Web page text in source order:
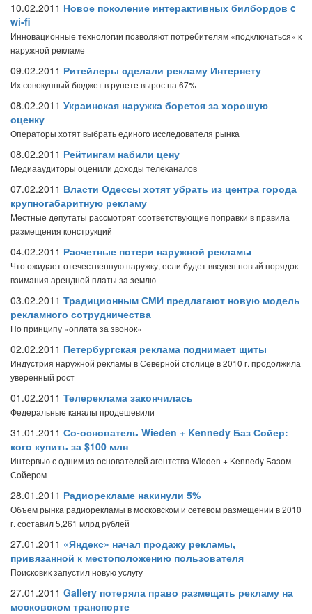
10.02.2011 Новое поколение интерактивных билбордов c
wi-fi
Инновационные технологии позволяют потребителям «подключаться» к
наружной рекламе
09.02.2011 Ритейлеры сделали рекламу Интернету
Их совокупный бюджет в рунете вырос на 67%
08.02.2011 Украинская наружка борется за хорошую
оценку
Операторы хотят выбрать единого исследователя рынка
08.02.2011 Рейтингам набили цену
Медиааудиторы оценили доходы телеканалов
07.02.2011 Власти Одессы хотят убрать из центра города
крупногабаритную рекламу
Местные депутаты рассмотрят соответствующие поправки в правила
размещения конструкций
04.02.2011 Расчетные потери наружной рекламы
Что ожидает отечественную наружку, если будет введен новый порядок
взимания арендной платы за землю
03.02.2011 Традиционным СМИ предлагают новую модель
рекламного сотрудничества
По принципу «оплата за звонок»
02.02.2011 Петербургская реклама поднимает щиты
Индустрия наружной рекламы в Северной столице в 2010 г. продолжила
уверенный рост
01.02.2011 Телереклама закончилась
Федеральные каналы продешевили
31.01.2011 Со-основатель Wieden + Kennedy Баз Сойер:
кого купить за $100 млн
Интервью с одним из основателей агентства Wieden + Kennedy Базом
Сойером
28.01.2011 Радиорекламе накинули 5%
Объем рынка радиорекламы в московском и сетевом размещении в 2010
г. составил 5,261 млрд рублей
27.01.2011 «Яндекс» начал продажу рекламы,
привязанной к местоположению пользователя
Поисковик запустил новую услугу
27.01.2011 Gallery потеряла право размещать рекламу на
московском транспорте